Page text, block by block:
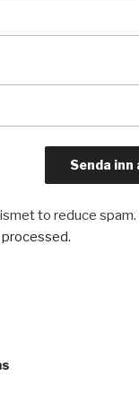
to reduce spam.